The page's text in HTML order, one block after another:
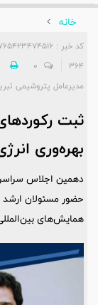
وضعیت
ناوبری
خانه
کد خبر : 1765423474516
364
0
مدیرعامل پتروشیمی تبریز
ثبت
بهره‌وری
دهمین اجلاس
حضور مسئولان ارشد
همایش‌های